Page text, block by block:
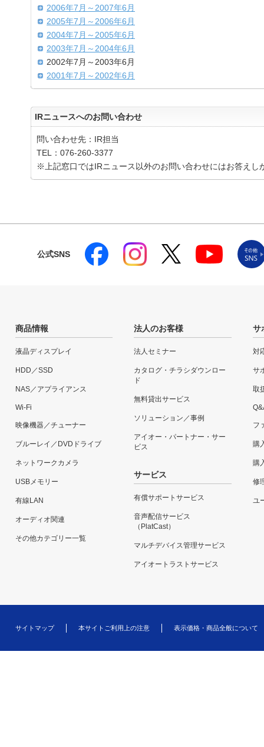
2006年7月～2007年6月
2005年7月～2006年6月
2004年7月～2005年6月
2003年7月～2004年6月
2002年7月～2003年6月
2001年7月～2002年6月
IRニュースへのお問い合わせ
問い合わせ先：IR担当
TEL：076-260-3377
※上記窓口ではIRニュース以外のお問い合わせにはお答えし
公式SNS
商品情報
液晶ディスプレイ
HDD／SSD
NAS／アプライアンス
Wi-Fi
映像機器／チューナー
ブルーレイ／DVDドライブ
ネットワークカメラ
USBメモリー
有線LAN
オーディオ関連
その他カテゴリー一覧
法人のお客様
法人セミナー
カタログ・チラシダウンロー
ド
無料貸出サービス
ソリューション／事例
アイオー・パートナー・サー
ビス
サービス
有償サポートサービス
音声配信サービス
（PlatCast）
マルチデバイス管理サービス
アイオートラストサービス
サ
対
サ
取
フ
購
購
修
ユ
サイトマップ 本サイトご利用上の注意 表示価格・商品全般について